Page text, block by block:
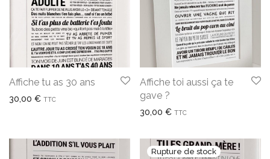
Affiche tu as 30 ans
30,00 € TTC
Affiche toi aussi ça te
gave ?
30,00 € TTC